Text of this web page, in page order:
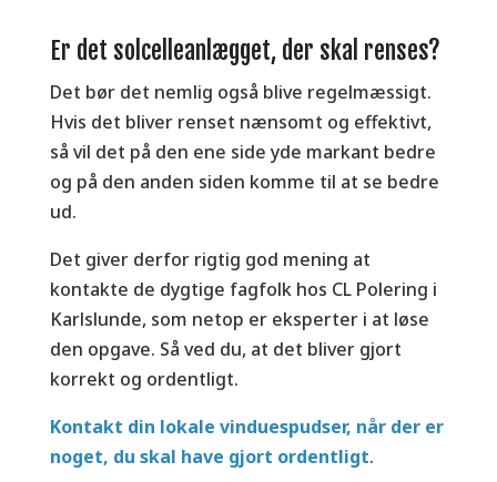
Er det solcelleanlægget, der skal renses?
Det bør det nemlig også blive regelmæssigt.
Hvis det bliver renset nænsomt og effektivt,
så vil det på den ene side yde markant bedre
og på den anden siden komme til at se bedre
ud.
Det giver derfor rigtig god mening at
kontakte de dygtige fagfolk hos CL Polering i
Karlslunde, som netop er eksperter i at løse
den opgave. Så ved du, at det bliver gjort
korrekt og ordentligt.
Kontakt din lokale vinduespudser, når der er
noget, du skal have gjort ordentligt.